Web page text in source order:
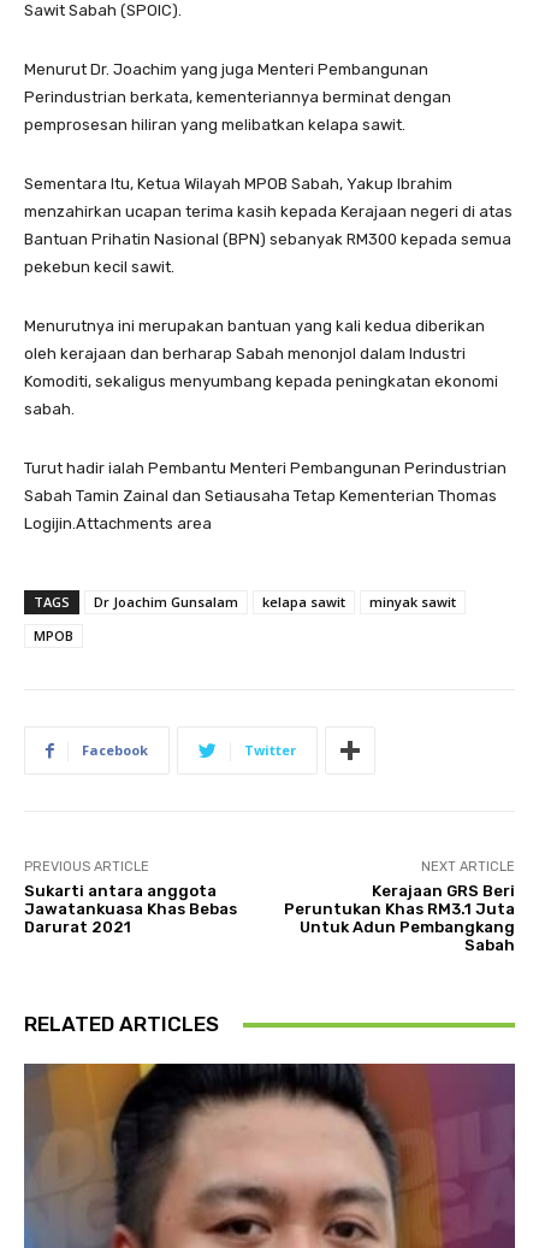
Sawit Sabah (SPOIC).
Menurut Dr. Joachim yang juga Menteri Pembangunan
Perindustrian berkata, kementeriannya berminat dengan
pemprosesan hiliran yang melibatkan kelapa sawit.
Sementara Itu, Ketua Wilayah MPOB Sabah, Yakup Ibrahim
menzahirkan ucapan terima kasih kepada Kerajaan negeri di atas
Bantuan Prihatin Nasional (BPN) sebanyak RM300 kepada semua
pekebun kecil sawit.
Menurutnya ini merupakan bantuan yang kali kedua diberikan
oleh kerajaan dan berharap Sabah menonjol dalam Industri
Komoditi, sekaligus menyumbang kepada peningkatan ekonomi
sabah.
Turut hadir ialah Pembantu Menteri Pembangunan Perindustrian
Sabah Tamin Zainal dan Setiausaha Tetap Kementerian Thomas
Logijin.Attachments area
TAGS Dr Joachim Gunsalam kelapa sawit
minyak sawit
MPOB
Facebook Twitter
PREVIOUS ARTICLE
Sukarti antara anggota
Jawatankuasa Khas Bebas
Darurat 2021
NEXT ARTICLE
Kerajaan GRS Beri
Peruntukan Khas RM3.1 Juta
Untuk Adun Pembangkang
Sabah
RELATED ARTICLES